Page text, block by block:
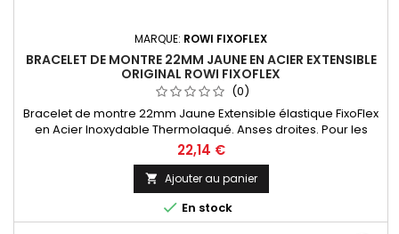
MARQUE: ROWI FIXOFLEX
BRACELET DE MONTRE 22MM JAUNE EN ACIER EXTENSIBLE
ORIGINAL ROWI FIXOFLEX
(0)
Bracelet de montre 22mm Jaune Extensible élastique FixoFlex
en Acier Inoxydable Thermolaqué. Anses droites. Pour les
Amateurs Horlogers, l'entre-corne est sciable pour une mise
à taille personnalisée de 18 à 22mm S'adapte sur toutes les
marques de montres. Bracelet Original de la marque ROWI
FIXOFLEX Made In Germany Since 1885
22,14 €
 Ajouter au panier
 En stock